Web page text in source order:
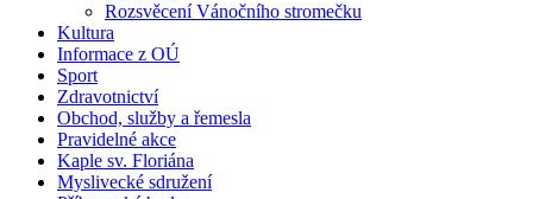
Rozsvěcení Vánočního stromečku
Kultura
Informace z OÚ
Sport
Zdravotnictví
Obchod, služby a řemesla
Pravidelné akce
Kaple sv. Floriána
Myslivecké sdružení